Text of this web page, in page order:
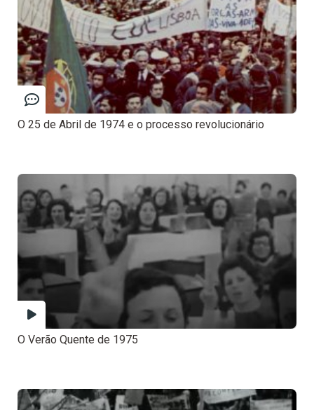
O 25 de Abril de 1974 e o processo revolucionário
O Verão Quente de 1975